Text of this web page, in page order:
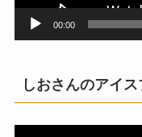
00:00
しおさんのアイ